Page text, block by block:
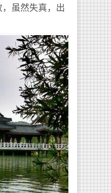
虽然失真，出